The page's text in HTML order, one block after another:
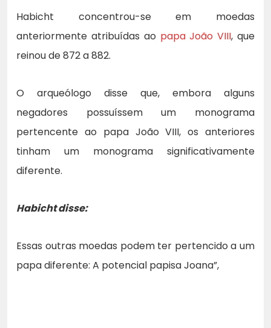
Habicht concentrou-se em moedas
anteriormente atribuídas ao papa João VIII, que
reinou de 872 a 882.
O arqueólogo disse que, embora alguns
negadores possuíssem um monograma
pertencente ao papa João VIII, os anteriores
tinham um monograma significativamente
diferente.
Habicht disse:
Essas outras moedas podem ter pertencido a um
papa diferente: A potencial papisa Joana”,